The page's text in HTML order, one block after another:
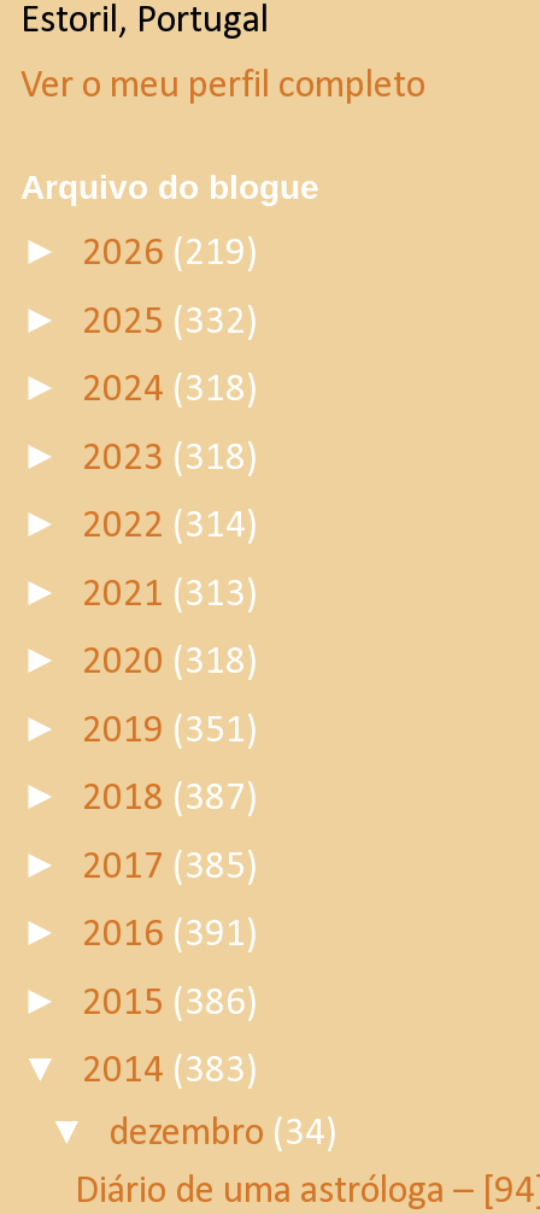
Estoril, Portugal
Ver o meu perfil completo
Arquivo do blogue
► 2026 (219)
► 2025 (332)
► 2024 (318)
► 2023 (318)
► 2022 (314)
► 2021 (313)
► 2020 (318)
► 2019 (351)
► 2018 (387)
► 2017 (385)
► 2016 (391)
► 2015 (386)
▼ 2014 (383)
▼ dezembro (34)
Diário de uma astróloga –